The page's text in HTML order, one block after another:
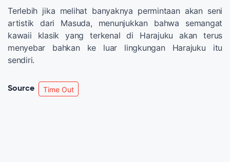
Terlebih jika melihat banyaknya permintaan akan seni
artistik dari Masuda, menunjukkan bahwa semangat
kawaii klasik yang terkenal di Harajuku akan terus
menyebar bahkan ke luar lingkungan Harajuku itu
sendiri.
Source Time Out